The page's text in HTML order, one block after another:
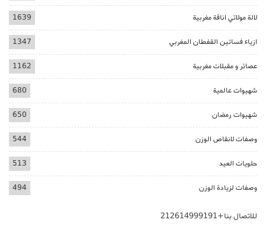
لالة مولاتي اناقة مغربية 1639
ازياء فساتين القفطان المغربي 1347
عصائر و مقبلات مغربية 1162
شهيوات عالمية 680
شهيوات رمضان 650
وصفات لانقاص الوزن 544
حلويات العيد 513
وصفات لزيادة الوزن 494
للاتصال بنا+212614999191